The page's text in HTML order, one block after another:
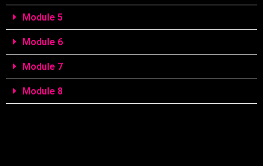
Module 5
Module 6
Module 7
Module 8